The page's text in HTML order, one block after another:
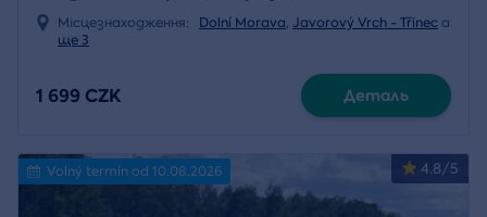
Місцезнаходження: Dolní Morava, Javorový Vrch - Třinec a
ще 3
1 699 CZK Деталь
4.8/5
Volný termín od 10.08.2026